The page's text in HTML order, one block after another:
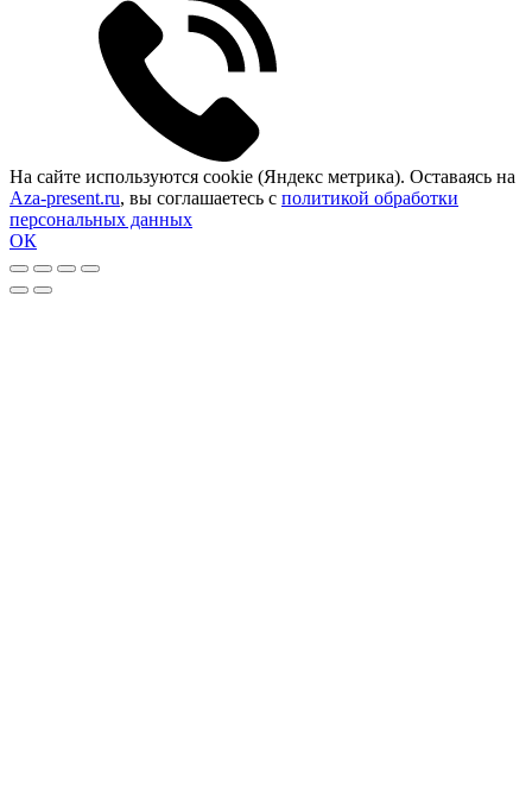
На сайте используются cookie (Яндекс метрика). Оставаясь на
Aza-present.ru, вы соглашаетесь с политикой обработки
персональных данных
ОК